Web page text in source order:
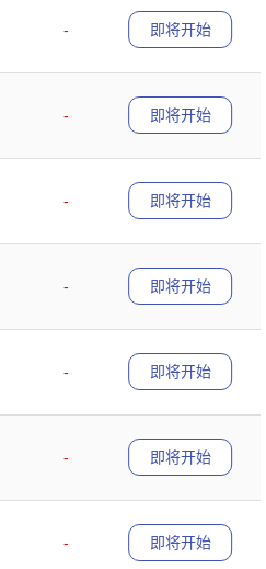
-
即将开始
-
即将开始
-
即将开始
-
即将开始
-
即将开始
-
即将开始
-
即将开始